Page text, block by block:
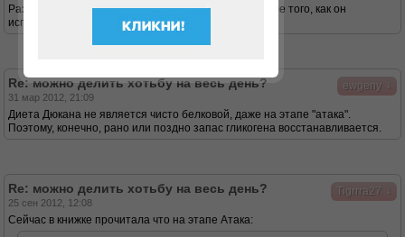
Разве на белковой диете типа дюкана гликоген после того, как он
использован во время атаки, восполняется?
ewgeny
Re: можно делить хотьбу на весь день?
31 мар 2012, 21:09
Диета Дюкана не является чисто белковой, даже на этапе "атака".
Поэтому, конечно, рано или поздно запас гликогена восстанавливается.
Tigrrra27
Re: можно делить хотьбу на весь день?
25 сен 2012, 12:08
Сейчас в книжке прочитала что на этапе Атака: